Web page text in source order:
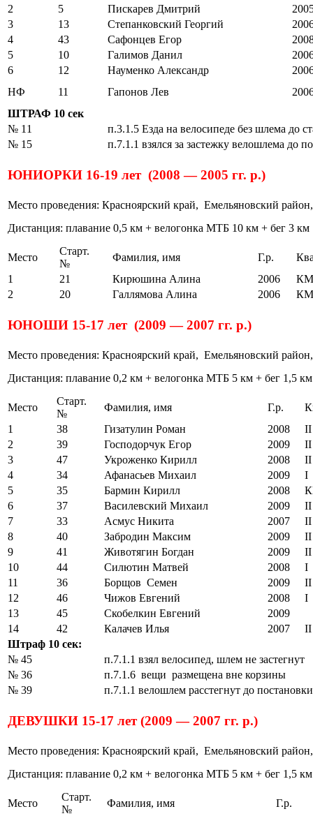
2
5 Пискарев Дмитрий
3
13 Степанковский Георгий
4
43 Сафонцев Егор
5
10 Галимов Данил
6
12 Науменко Александр
НФ
11 Гапонов Лев
ШТРАФ 10 сек
№ 11
п.3.1.5 Езда на велосипеде без шлема до
№ 15
п.7.1.1 взялся за застежку велошлема до
ЮНИОРКИ 16-19 лет (2008 — 2005 гг. р.)
Место проведения: Красноярский край, Емельяновский
Дистанция: плавание 0,5 км + велогонка МТБ 10 км + бег 3 км
Место
Старт.
№
Фамилия, имя Г.р.
1
21 Кирюшина Алина 2006
2
20 Галлямова Алина 2006
ЮНОШИ 15-17 лет (2009 — 2007 гг. р.)
Место проведения: Красноярский край, Емельяновский
Дистанция: плавание 0,2 км + велогонка МТБ 5 км + бег 1,5 км
Место
Старт.
№
Фамилия, имя Г.р.
1
38 Гизатулин Роман 2008
II
2
39 Господорчук Егор 2009
II
3
47 Укроженко Кирилл 2008
II
4
34 Афанасьев Михаил 2009
I
5
35 Бармин Кирилл 2008
6
37 Василевский Михаил 2009
II
7
33 Асмус Никита 2007
II
8
40 Забродин Максим 2009
II
9
41 Животягин Богдан 2009
II
10
44 Силютин Матвей 2008
I
11
36 Борщов Семен 2009
II
12
46 Чижов Евгений 2008
I
13
45 Скобелкин Евгений
2009
14
42 Калачев Илья 2007
II
Штраф 10 сек:
№ 45
п.7.1.1 взял велосипед, шлем не застегнут
№ 36
п.7.1.6 вещи размещена вне корзины
№ 39
п.7.1.1 велошлем расстегнут до
ДЕВУШКИ 15-17 лет (2009 — 2007 гг. р.)
Место проведения: Красноярский край, Емельяновский
Дистанция: плавание 0,2 км + велогонка МТБ 5 км + бег 1,5 км
Место
Старт.
№
Фамилия, имя
Г.р.